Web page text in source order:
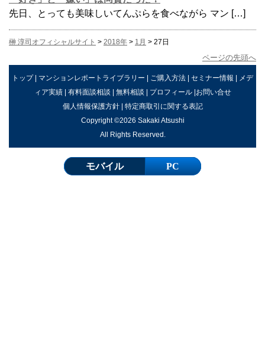
先日、とっても美味しいてんぷらを食べながら マン […]
榊 淳司オフィシャルサイト > 2018年 > 1月 > 27日
ページの先頭へ
トップ| マンションレポートライブラリー | ご購入方法 | セミナー情報 | メデ
ィア実績| 有料面談相談 | 無料相談 | プロフィール|お問い合せ
個人情報保護方針| 特定商取引に関する表記
Copyright ©2026 Sakaki Atsushi
All Rights Reserved.
モバイル PC